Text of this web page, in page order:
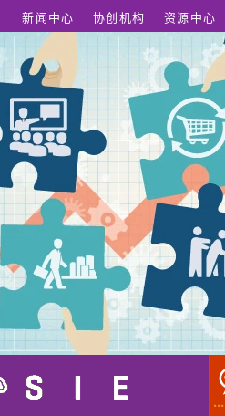
新闻中心 协创机构 资源中心